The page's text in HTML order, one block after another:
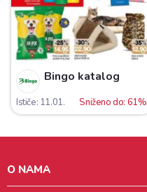
Bingo katalog
Ističe: 11.01. Sniženo do: 61%
O NAMA